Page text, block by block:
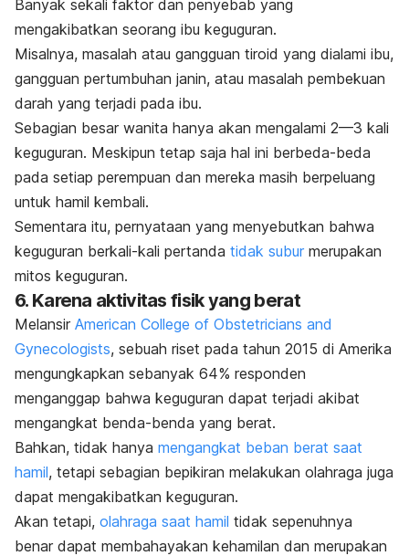
Banyak sekali faktor dan penyebab yang
mengakibatkan seorang ibu keguguran.
Misalnya, masalah atau gangguan tiroid yang dialami ibu,
gangguan pertumbuhan janin, atau masalah pembekuan
darah yang terjadi pada ibu.
Sebagian besar wanita hanya akan mengalami 2—3 kali
keguguran. Meskipun tetap saja hal ini berbeda-beda
pada setiap perempuan dan mereka masih berpeluang
untuk hamil kembali.
Sementara itu, pernyataan yang menyebutkan bahwa
keguguran berkali-kali pertanda tidak subur merupakan
mitos keguguran.
6. Karena aktivitas fisik yang berat
Melansir American College of Obstetricians and
Gynecologists, sebuah riset pada tahun 2015 di Amerika
mengungkapkan sebanyak 64% responden
menganggap bahwa keguguran dapat terjadi akibat
mengangkat benda-benda yang berat.
Bahkan, tidak hanya mengangkat beban berat saat
hamil, tetapi sebagian bepikiran melakukan olahraga juga
dapat mengakibatkan keguguran.
Akan tetapi, olahraga saat hamil tidak sepenuhnya
benar dapat membahayakan kehamilan dan merupakan